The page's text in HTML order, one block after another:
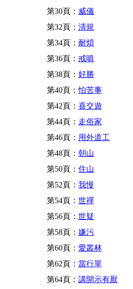
第30頁： 威儀
第32頁： 清規
第34頁： 耐煩
第36頁： 戒嗔
第38頁： 好勝
第40頁：怕苦事
第42頁： 喜交遊
第44頁： 走俗家
第46頁： 用外道工
第48頁： 朝山
第50頁： 住山
第52頁： 我慢
第54頁： 世禪
第56頁： 世疑
第58頁： 嫌污
第60頁： 愛叢林
第62頁： 當行單
第64頁： 講開示有厭